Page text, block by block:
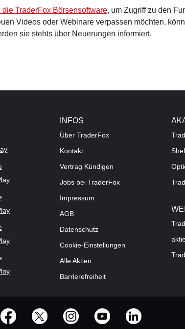
die TraderFox Börsensoftware, um Zugriff zu den
Videos oder Webinare verpassen möchten,
sie stehts über Neuerungen informiert.
ProFeed
INFOS
Über TraderFox
Kontakt
Vertrag Kündigen
Jobs bei TraderFox
Impressum
AGB
Datenschutz
Cookie-Einstellungen
Alle Aktien
Barrierefreiheit
Accounts